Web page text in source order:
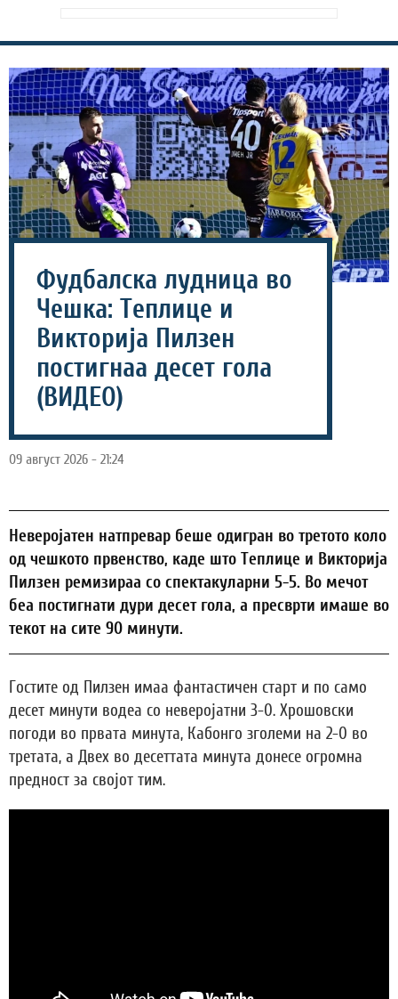
Фудбалска лудница во
Чешка: Теплице и
Викторија Пилзен
постигнаа десет гола
(ВИДЕО)
09 август 2026 - 21:24
Неверојатен натпревар беше одигран во третото коло
од чешкото првенство, каде што Теплице и Викторија
Пилзен ремизираа со спектакуларни 5-5. Во мечот
беа постигнати дури десет гола, а пресврти имаше во
текот на сите 90 минути.
Гостите од Пилзен имаа фантастичен старт и по само
десет минути водеа со неверојатни 3-0. Хрошовски
погоди во првата минута, Кабонго зголеми на 2-0 во
третата, а Двех во десеттата минута донесе огромна
предност за својот тим.